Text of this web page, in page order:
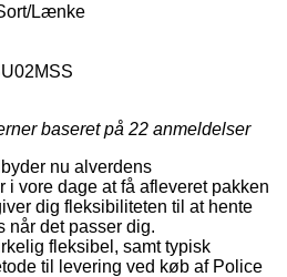
Lænke
baseret på 22 anmeldelser
nu alverdens
i vore dage at få afleveret pakken
dig fleksibiliteten til at hente
når det passer dig.
fleksibel, samt typisk
til levering ved køb af Police